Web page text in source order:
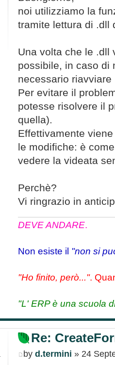
noi utilizziamo la
tramite lettura di .dll
Una volta che le .dll
possibile, in caso di
necessario
Per evitare il
potesse risolvere il
quella).
Effettivamente
le modifiche: è
vedere la videata
Perchè?
Vi ringrazio in
DEVE ANDARE.
Non esiste il "non si
"Ho finito, però...".
"L' ERP è una scuola
Re:
by d.termini » 24